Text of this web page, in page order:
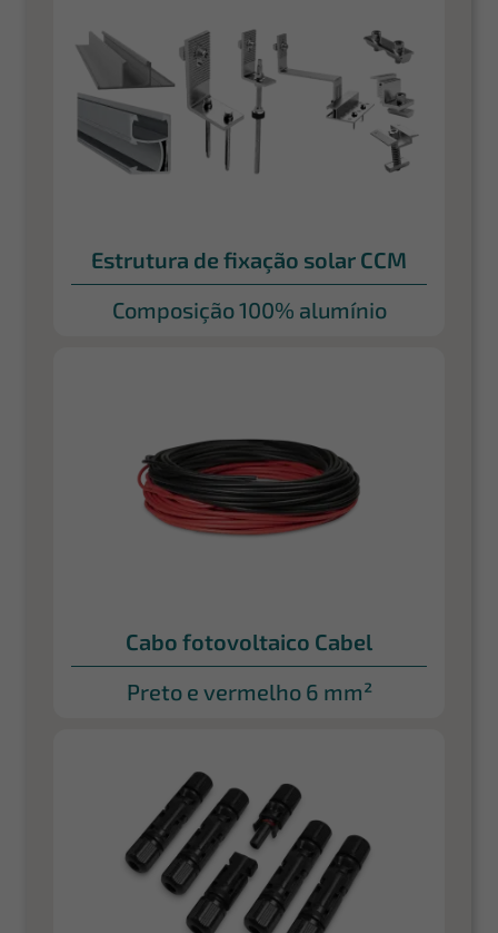
Estrutura de fixação solar CCM
Composição 100% alumínio
Cabo fotovoltaico Cabel
Preto e vermelho 6 mm²